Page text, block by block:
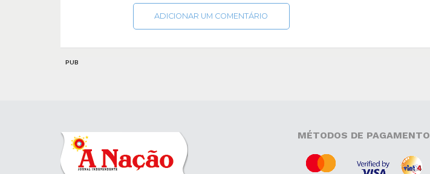
ADICIONAR UM COMENTÁRIO
PUB
MÉTODOS DE PAGAMENTO